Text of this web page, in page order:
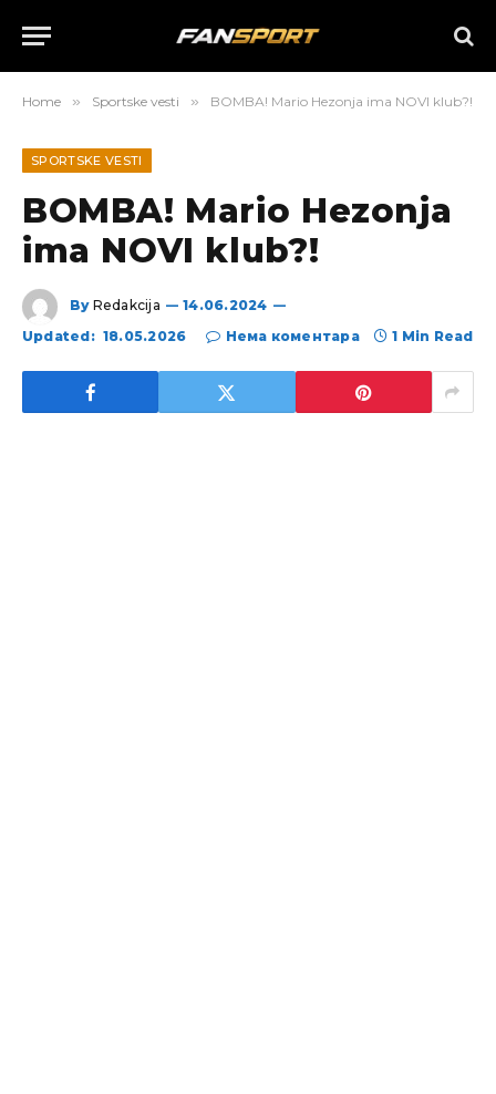
Home » Sportske vesti » BOMBA! Mario Hezonja ima NOVI klub?!
SPORTSKE VESTI
BOMBA! Mario Hezonja
ima NOVI klub?!
By Redakcija
14.06.2024
Updated: 18.05.2026 Нема коментара 1 Min Read